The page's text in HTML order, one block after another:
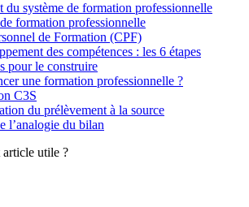
du système de formation professionnelle
formation professionnelle
de Formation (CPF)
des compétences : les 6 étapes
pour le construire
une formation professionnelle ?
C3S
du prélèvement à la source
l’analogie du bilan
utile ?